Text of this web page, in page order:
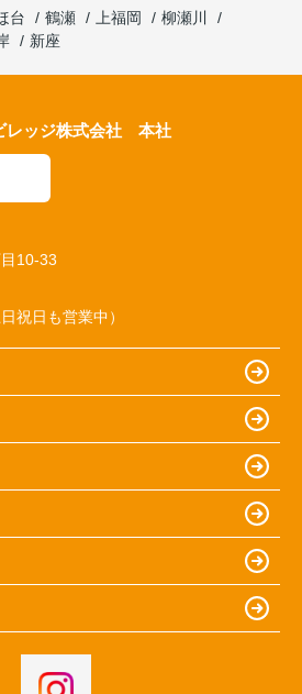
台 鶴瀬 上福岡
柳瀬川
新座
レッジ株式会社 本社
10-33
祝日も営業中）